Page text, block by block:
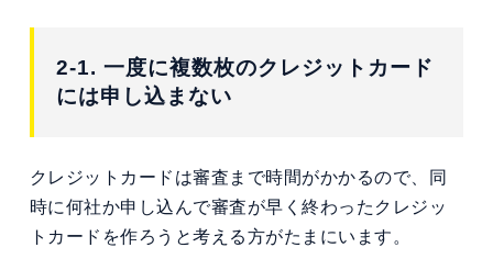
2-1. 一度に複数枚のクレジットカード
には申し込まない
クレジットカードは審査まで時間がかかるので、同
時に何社か申し込んで審査が早く終わったクレジッ
トカードを作ろうと考える方がたまにいます。